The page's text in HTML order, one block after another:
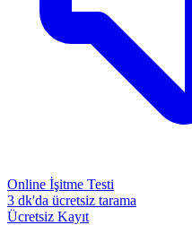
Online İşitme Testi
3 dk'da ücretsiz tarama
Ücretsiz Kayıt